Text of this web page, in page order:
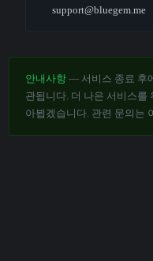
support@bluegem.me
안내사항 — 서비스 종료 후
관됩니다. 더 나은 서비스를
아뵙겠습니다. 관련 문의는